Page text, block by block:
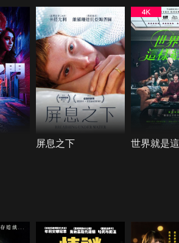
屏息之下 世界就是